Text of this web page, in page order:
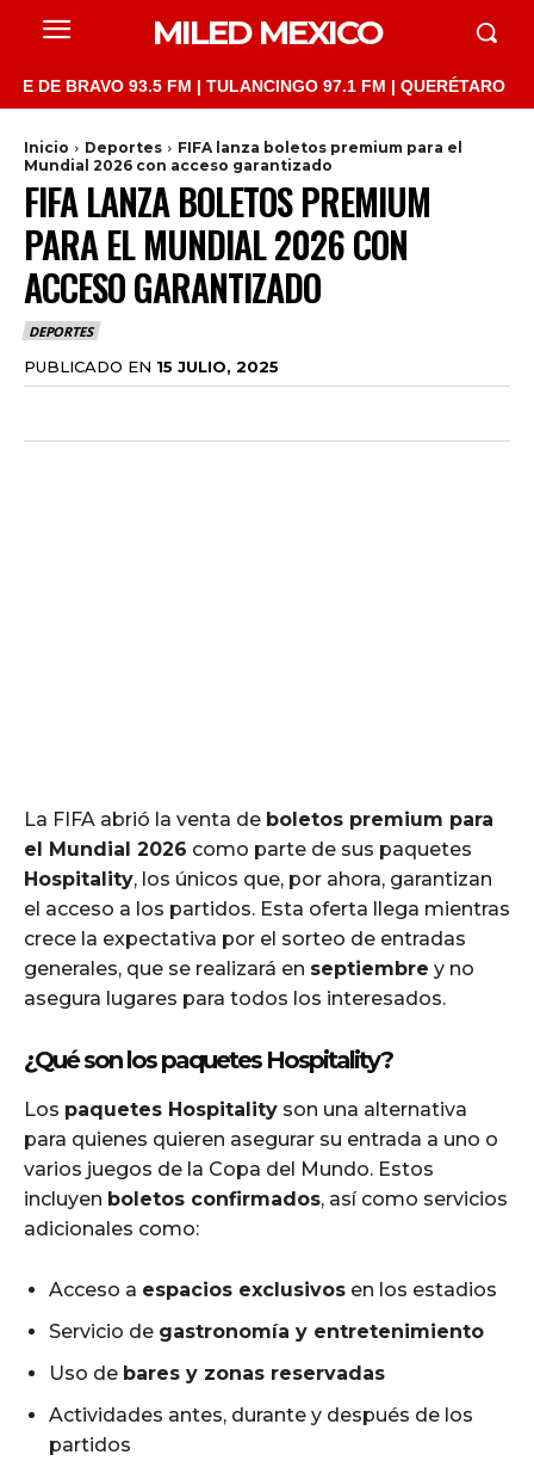
MILED MEXICO
93.5 FM | TULANCINGO 97.1 FM | QUERÉTARO 103.1
Inicio Deportes
FIFA lanza boletos premium para el
Mundial 2026 con acceso garantizado
FIFA LANZA BOLETOS PREMIUM
PARA EL MUNDIAL 2026 CON
ACCESO GARANTIZADO
DEPORTES
PUBLICADO EN 15 JULIO, 2025
La FIFA abrió la venta de boletos premium para
el Mundial 2026 como parte de sus paquetes
Hospitality, los únicos que, por ahora, garantizan
el acceso a los partidos. Esta oferta llega mientras
crece la expectativa por el sorteo de entradas
generales, que se realizará en septiembre y no
asegura lugares para todos los interesados.
¿Qué son los paquetes Hospitality?
Los paquetes Hospitality son una alternativa
para quienes quieren asegurar su entrada a uno o
varios juegos de la Copa del Mundo. Estos
incluyen boletos confirmados, así como servicios
adicionales como:
Acceso a espacios exclusivos en los estadios
Servicio de gastronomía y entretenimiento
Uso de bares y zonas reservadas
Actividades antes, durante y después de los
partidos